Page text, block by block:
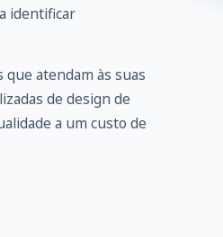
identificar
atendam às suas
de design de
a um custo de